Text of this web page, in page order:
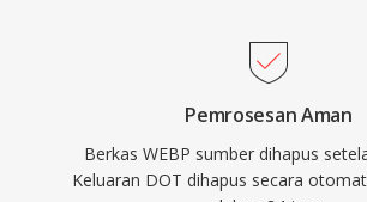
Pemrosesan Aman
Berkas WEBP sumber dihapus
Keluaran DOT dihapus secara